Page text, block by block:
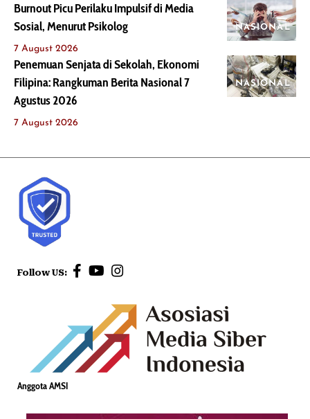
NASIONAL
Burnout Picu Perilaku Impulsif di Media
Sosial, Menurut Psikolog
7 August 2026
NASIONAL
Penemuan Senjata di Sekolah, Ekonomi
Filipina: Rangkuman Berita Nasional 7
Agustus 2026
7 August 2026
Follow US:
Anggota AMSI